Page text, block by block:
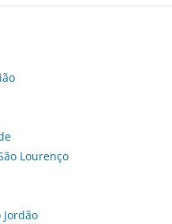
Lourenço